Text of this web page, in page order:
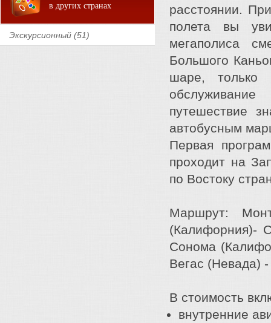
в других странах
Экскурсионный (51)
расстоянии.
полета вы
мегаполиса
Большого
шаре, только
путешествие
автобусным
Первая
проходит на
по Востоку
Маршрут:
(Калифорния)-
Сонома
Вегас (Невада)
В стоимость
внутренние